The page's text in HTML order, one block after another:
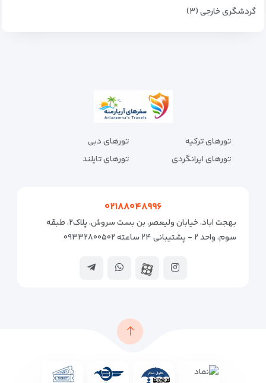
گردشگری خارجی (۳)
تورهای ترکیه
تورهای ایرانگردی
تورهای دبی
تورهای تایلند
۰۲۱۸۸۰۴۸۹۹۶
بهجت اباد، خیابان ولیعصر، بن بست سروش، پلاک۲، طبقه
سوم، واحد ۲ - پشتیبانی ۲۴ ساعته ۰۹۳۳۲۸۰۰۵۰۲